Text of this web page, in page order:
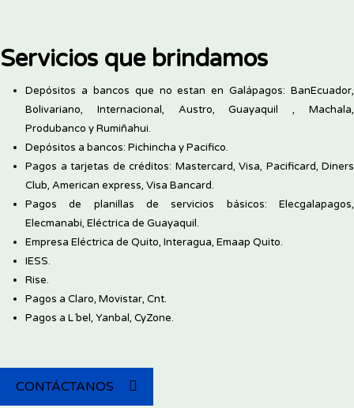
Servicios que brindamos
Depósitos a bancos que no estan en Galápagos: BanEcuador,
Bolivariano, Internacional, Austro, Guayaquil , Machala,
Produbanco y Rumiñahui.
Depósitos a bancos: Pichincha y Pacifico.
Pagos a tarjetas de créditos: Mastercard, Visa, Pacificard, Diners
Club, American express, Visa Bancard.
Pagos de planillas de servicios básicos: Elecgalapagos,
Elecmanabi, Eléctrica de Guayaquil.
Empresa Eléctrica de Quito, Interagua, Emaap Quito.
IESS.
Rise.
Pagos a Claro, Movistar, Cnt.
Pagos a L´bel, Yanbal, CyZone.
CONTÁCTANOS